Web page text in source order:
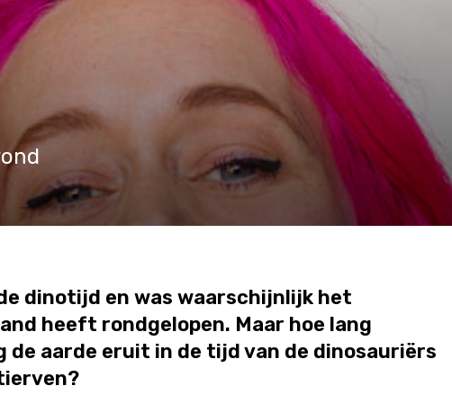
dinotijd en was waarschijnlijk het
heeft rondgelopen. Maar hoe lang
de aarde eruit in de tijd van de dinosauriërs